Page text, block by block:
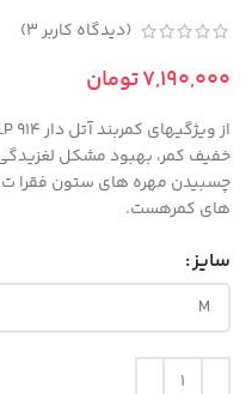
(دیدگاه کاربر3
)
تومان
خفیف کمر، بهبود مشکل
چسبيدن مهره های ستون فقرا
های کمرهست.
سایز